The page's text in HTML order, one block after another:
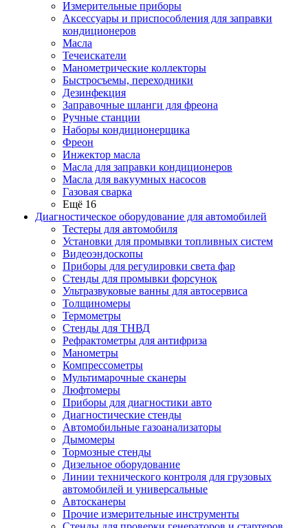
Измерительные приборы
Аксессуары и приспособления для заправки
кондиционеров
Масла
Течеискатели
Манометрические коллекторы
Быстросъемы, переходники
Дезинфекция
Заправочные шланги для фреона
Ручные станции
Наборы кондиционерщика
Фреон
Инжектор масла
Масла для заправки кондиционеров
Масла для вакуумных насосов
Газовая сварка
Ещё 16
Диагностическое оборудование для автомобилей
Тестеры для автомобиля
Установки для промывки топливных систем
Видеоэндоскопы
Приборы для регулировки света фар
Стенды для промывки форсунок
Ультразвуковые ванны для автосервиса
Толщиномеры
Термометры
Стенды для ТНВД
Рефрактометры для антифриза
Манометры
Компрессометры
Мультимарочные сканеры
Люфтомеры
Приборы для диагностики авто
Диагностические стенды
Автомобильные газоанализаторы
Дымомеры
Тормозные стенды
Дизельное оборудование
Линии технического контроля для грузовых
автомобилей и универсальные
Автосканеры
Прочие измерительные инструменты